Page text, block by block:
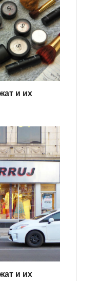
и их
и их